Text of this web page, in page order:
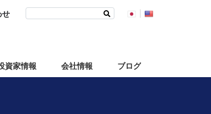
せ
資家情報 会社情報 ブログ